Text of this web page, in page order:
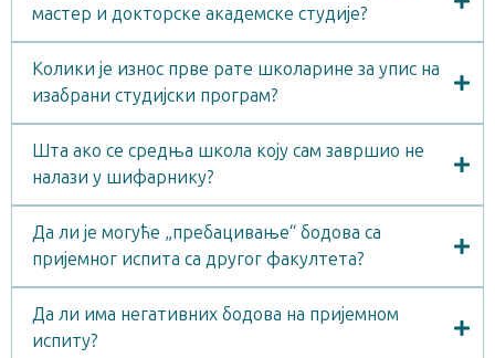
мастер и докторске академске студије?
Колики је износ прве рате школарине за упис на
изабрани студијски програм?
Шта ако се средња школа коју сам завршио не
налази у шифарнику?
Да ли је могуће „пребацивање“ бодова са
пријемног испита са другог факултета?
Да ли има негативних бодова на пријемном
испиту?